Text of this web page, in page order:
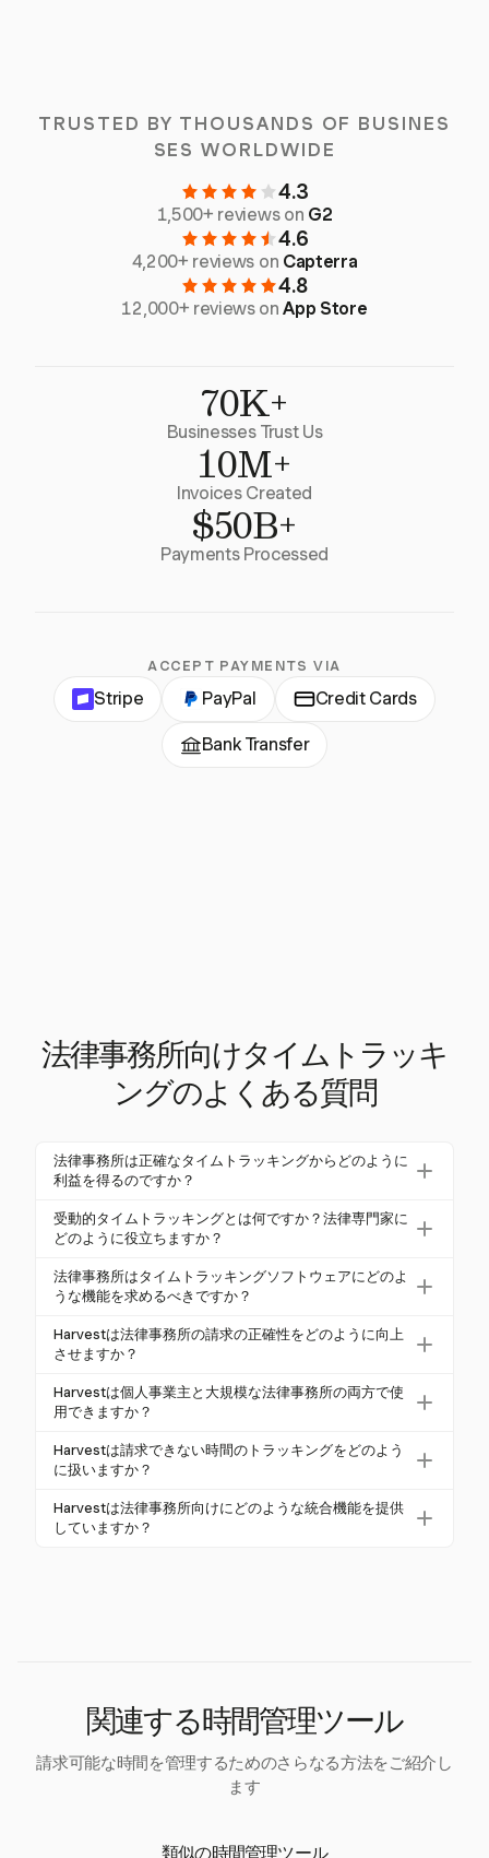
TRUSTED BY THOUSANDS OF BUSINES
SES WORLDWIDE
4.3
1,500+ reviews on G2
4.6
4,200+ reviews on Capterra
4.8
12,000+ reviews onApp Store
70K+
Businesses Trust Us
10M+
Invoices Created
$50B+
Payments Processed
ACCEPT PAYMENTS VIA
Stripe PayPal Credit Cards
Bank Transfer
法律事務所向けタイムトラッキ
ングのよくある質問
法律事務所は正確なタイムトラッキングからどのように
利益を得るのですか？
正確なタイムトラッキングは、法律事務所が請求可
能な時間を最大化し、倫理的な請求慣行を維持する
時間を見逃すと、年間で弁護士1人あたり$18,750の
損失が発生します。正確なトラッキングは、事務所
が自らの業務の全価値を把握し、クライアントの信
頼を築くことを保証します。
受動的タイムトラッキングとは何ですか？法律専門家に
どのように役立ちますか？
受動的タイムトラッキングは、手動入力なしで活動
を自動的に記録し、エラーを減少させ、時間を節約
配せずに仕事に集中できるため、効率性と収益性が
向上します。ただし、Harvestは正確な時間記録のた
めにワンクリックタイマーを使用しています。
法律事務所はタイムトラッキングソフトウェアにどのよ
うな機能を求めるべきですか？
法律事務所は、リアルタイムの時間記録、案件ベー
スのトラッキング、請求単位のサポート、業務管理
きです。Harvestは、これらの機能に加えてモバイル
アクセスや詳細なレポートを提供しますが、UTBMS
のような法律特有のコードのサポートはありませ
ん。
Harvestは法律事務所の請求の正確性をどのように向上
させますか？
Harvestは、ワンクリックタイマーによる自動時間記
録と、記録された時間や経費から直接請求書を生成
動化により、エラーや管理業務の負担が軽減され、
すべての請求可能な時間が正確に記録され、請求さ
れることが保証されます。
Harvestは個人事業主と大規模な法律事務所の両方で使
用できますか？
はい、Harvestは個人事業主と大規模な法律事務所の
両方に適しています。異なる事務所の規模に応じた
長に応じてスケーラブルです。使いやすさと詳細な
レポートにより、あらゆる法律業務にとって貴重な
Harvestは請求できない時間のトラッキングをどのよう
に扱いますか？
Harvestは、請求できない活動を追跡することを可能
にし、運用効率やリソース配分に関する洞察を提供
Harvestは法律事務所向けにどのような統合機能を提供
していますか？
関連する時間管理ツール
請求可能な時間を管理するためのさらなる方法をご紹介し
ます
類似の時間管理ツール